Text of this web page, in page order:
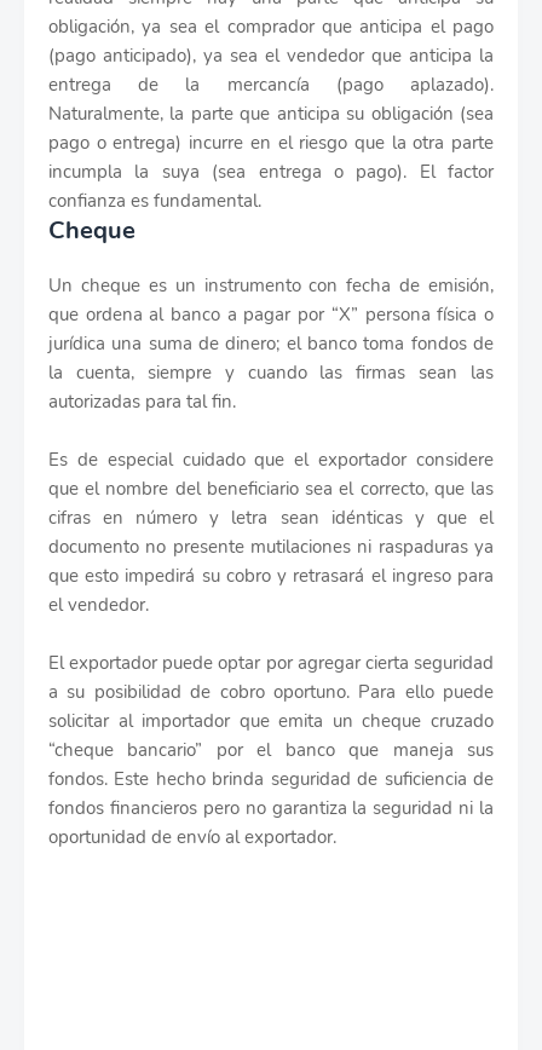
obligación, ya sea el comprador que anticipa el pago
(pago anticipado), ya sea el vendedor que anticipa la
entrega de la mercancía (pago aplazado).
Naturalmente, la parte que anticipa su obligación (sea
pago o entrega) incurre en el riesgo que la otra parte
incumpla la suya (sea entrega o pago). El factor
confianza es fundamental.
Cheque
Un cheque es un instrumento con fecha de emisión,
que ordena al banco a pagar por “X” persona física o
jurídica una suma de dinero; el banco toma fondos de
la cuenta, siempre y cuando las firmas sean las
autorizadas para tal fin.
Es de especial cuidado que el exportador considere
que el nombre del beneficiario sea el correcto, que las
cifras en número y letra sean idénticas y que el
documento no presente mutilaciones ni raspaduras ya
que esto impedirá su cobro y retrasará el ingreso para
el vendedor.
El exportador puede optar por agregar cierta seguridad
a su posibilidad de cobro oportuno. Para ello puede
solicitar al importador que emita un cheque cruzado
“cheque bancario” por el banco que maneja sus
fondos. Este hecho brinda seguridad de suficiencia de
fondos financieros pero no garantiza la seguridad ni la
oportunidad de envío al exportador.